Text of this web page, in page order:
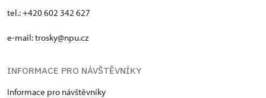
tel.: +420 602 342 627
e-mail:trosky@npu.cz
INFORMACE PRO NÁVŠTĚVNÍKY
Informace pro návštěvníky